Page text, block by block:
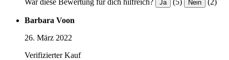
War diese Bewertung für dich hilfreich? Ja (5) Nein (2)
Barbara Voon
26. März 2022
Verifizierter Kauf